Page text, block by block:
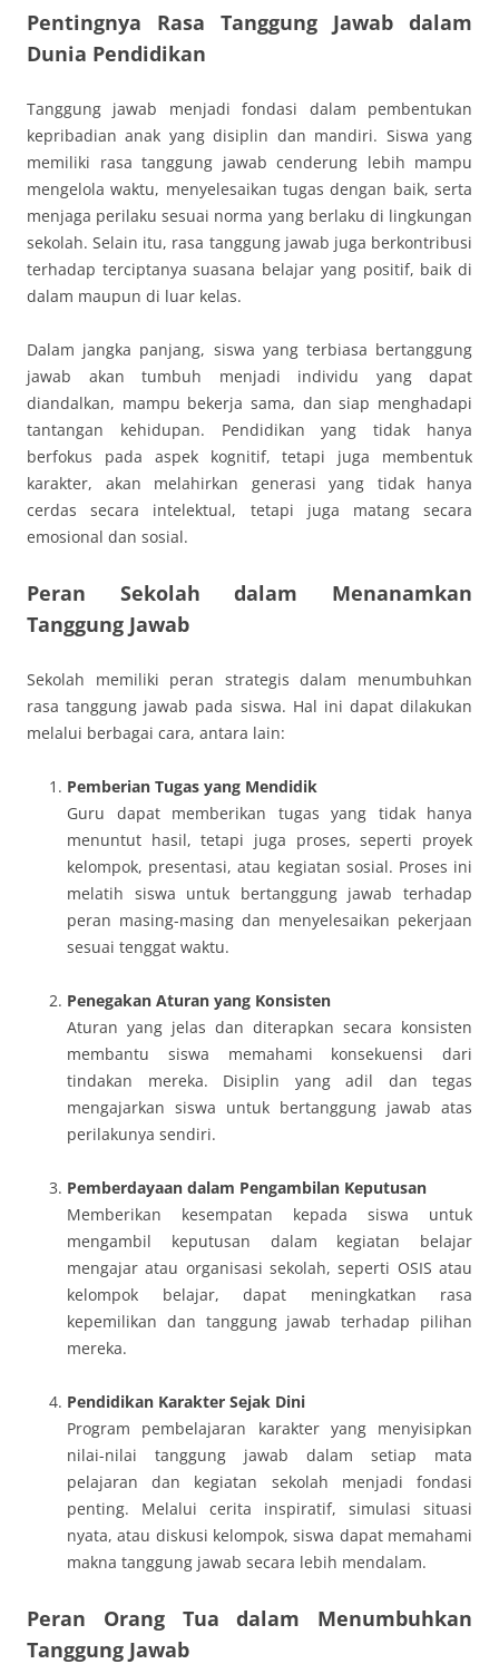
Pentingnya Rasa Tanggung Jawab dalam
Dunia Pendidikan
Tanggung jawab menjadi fondasi dalam pembentukan
kepribadian anak yang disiplin dan mandiri. Siswa yang
memiliki rasa tanggung jawab cenderung lebih mampu
mengelola waktu, menyelesaikan tugas dengan baik, serta
menjaga perilaku sesuai norma yang berlaku di lingkungan
sekolah. Selain itu, rasa tanggung jawab juga berkontribusi
terhadap terciptanya suasana belajar yang positif, baik di
dalam maupun di luar kelas.
Dalam jangka panjang, siswa yang terbiasa bertanggung
jawab akan tumbuh menjadi individu yang dapat
diandalkan, mampu bekerja sama, dan siap menghadapi
tantangan kehidupan. Pendidikan yang tidak hanya
berfokus pada aspek kognitif, tetapi juga membentuk
karakter, akan melahirkan generasi yang tidak hanya
cerdas secara intelektual, tetapi juga matang secara
emosional dan sosial.
Peran Sekolah dalam Menanamkan
Tanggung Jawab
Sekolah memiliki peran strategis dalam menumbuhkan
rasa tanggung jawab pada siswa. Hal ini dapat dilakukan
melalui berbagai cara, antara lain:
Pemberian Tugas yang Mendidik
Guru dapat memberikan tugas yang tidak hanya
menuntut hasil, tetapi juga proses, seperti proyek
kelompok, presentasi, atau kegiatan sosial. Proses ini
melatih siswa untuk bertanggung jawab terhadap
peran masing-masing dan menyelesaikan pekerjaan
sesuai tenggat waktu.
Penegakan Aturan yang Konsisten
Aturan yang jelas dan diterapkan secara konsisten
membantu siswa memahami konsekuensi dari
tindakan mereka. Disiplin yang adil dan tegas
mengajarkan siswa untuk bertanggung jawab atas
perilakunya sendiri.
Pemberdayaan dalam Pengambilan Keputusan
Memberikan kesempatan kepada siswa untuk
mengambil keputusan dalam kegiatan belajar
mengajar atau organisasi sekolah, seperti OSIS atau
kelompok belajar, dapat meningkatkan rasa
kepemilikan dan tanggung jawab terhadap pilihan
mereka.
Pendidikan Karakter Sejak Dini
Program pembelajaran karakter yang menyisipkan
nilai-nilai tanggung jawab dalam setiap mata
pelajaran dan kegiatan sekolah menjadi fondasi
penting. Melalui cerita inspiratif, simulasi situasi
nyata, atau diskusi kelompok, siswa dapat memahami
makna tanggung jawab secara lebih mendalam.
Peran Orang Tua dalam Menumbuhkan
Tanggung Jawab